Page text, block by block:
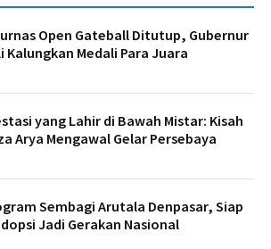
Open Gateball Ditutup, Gubernur
Kalungkan Medali Para Juara
yang Lahir di Bawah Mistar: Kisah
Arya Mengawal Gelar Persebaya
Sembagi Arutala Denpasar, Siap
Jadi Gerakan Nasional